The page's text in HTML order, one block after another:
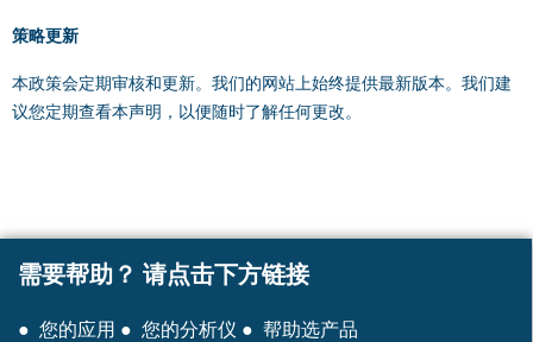
策略更新
本政策会定期审核和更新。我们的网站上始终提供最新版本。我们建
议您定期查看本声明，以便随时了解任何更改。
需要帮助？ 请点击下方链接
● 您的应用 ● 您的分析仪 ● 帮助选产品